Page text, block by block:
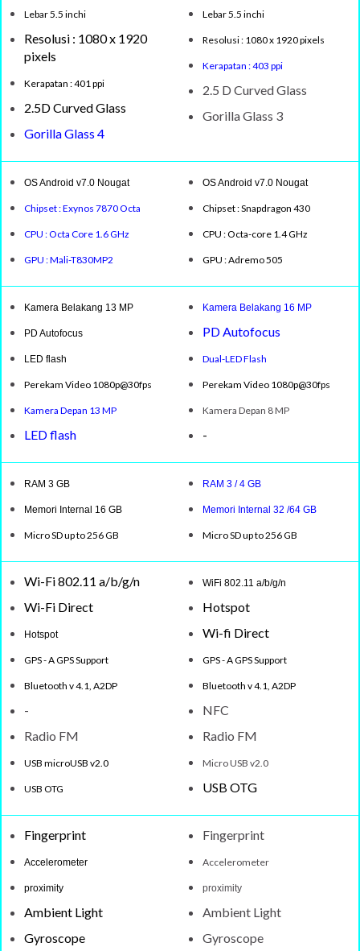
Lebar 5.5 inchi
Resolusi : 1080 x 1920
pixels
Kerapatan : 401 ppi
2.5D Curved Glass
Gorilla Glass 4
Lebar 5.5 inchi
Resolusi : 1080 x 1920 pixels
Kerapatan : 403 ppi
2.5 D Curved Glass
Gorilla Glass 3
OS Android v7.0 Nougat
Chipset : Exynos 7870 Octa
CPU : Octa Core 1.6 GHz
GPU : Mali-T830MP2
OS Android v7.0 Nougat
Chipset : Snapdragon 430
CPU : Octa-core 1.4 GHz
GPU : Adremo 505
Kamera Belakang 13 MP
PD Autofocus
LED flash
Perekam Video 1080p@30fps
Kamera Depan 13 MP
LED flash
Kamera Belakang 16 MP
PD Autofocus
Dual-LED Flash
Perekam Video 1080p@30fps
Kamera Depan 8 MP
-
RAM 3 GB
Memori Internal 16 GB
Micro SD up to 256 GB
RAM 3 / 4 GB
Memori Internal 32 /64 GB
Micro SD up to 256 GB
Wi-Fi 802.11 a/b/g/n
Wi-Fi Direct
Hotspot
GPS - A GPS Support
Bluetooth v 4.1, A2DP
-
Radio FM
USB microUSB v2.0
USB OTG
WiFi 802.11 a/b/g/n
Hotspot
Wi-fi Direct
GPS - A GPS Support
Bluetooth v 4.1, A2DP
NFC
Radio FM
Micro USB v2.0
USB OTG
Fingerprint
Accelerometer
proximity
Ambient Light
Gyroscope
Fingerprint
Accelerometer
proximity
Ambient Light
Gyroscope